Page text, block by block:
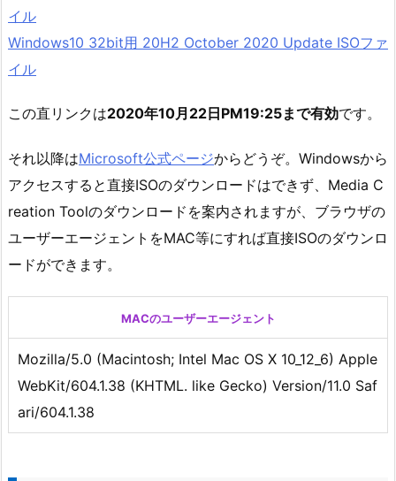
イル
Windows10 32bit用 20H2 October 2020 Update ISOファ
イル
この直リンクは2020年10月22日PM19:25まで有効です。
それ以降はMicrosoft公式ページからどうぞ。Windowsから
アクセスすると直接ISOのダウンロードはできず、Media C
reation Toolのダウンロードを案内されますが、ブラウザの
ユーザーエージェントをMAC等にすれば直接ISOのダウンロ
ードができます。
MACのユーザーエージェント
Mozilla/5.0 (Macintosh; Intel Mac OS X 10_12_6) Apple
WebKit/604.1.38 (KHTML. like Gecko) Version/11.0 Saf
ari/604.1.38